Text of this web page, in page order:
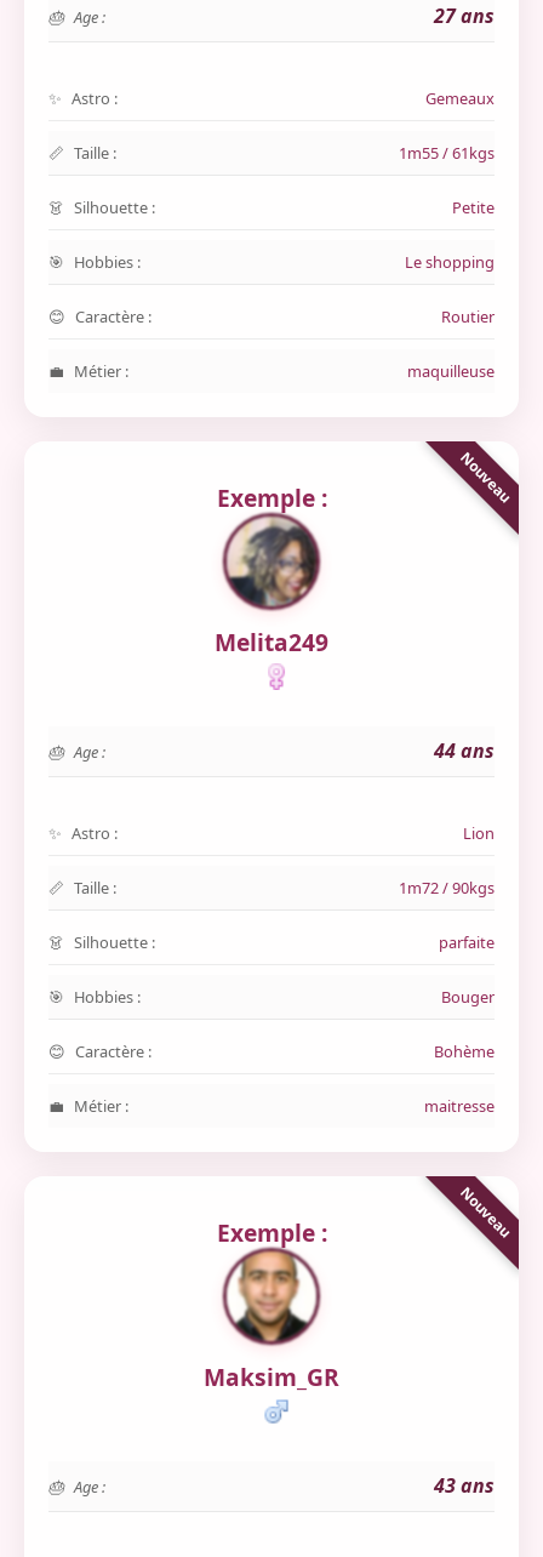
Age : 27 ans
Astro : Gemeaux
Taille : 1m55 / 61kgs
Silhouette : Petite
Hobbies : Le shopping
Caractère : Routier
Métier : maquilleuse
Exemple :
Melita249
Age : 44 ans
Astro : Lion
Taille : 1m72 / 90kgs
Silhouette : parfaite
Hobbies : Bouger
Caractère : Bohème
Métier : maitresse
Exemple :
Maksim_GR
Age : 43 ans